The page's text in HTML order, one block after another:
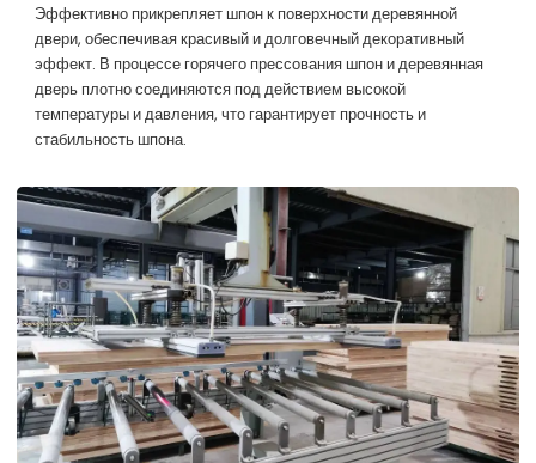
Эффективно прикрепляет шпон к поверхности деревянной
двери, обеспечивая красивый и долговечный декоративный
эффект. В процессе горячего прессования шпон и деревянная
дверь плотно соединяются под действием высокой
температуры и давления, что гарантирует прочность и
стабильность шпона.